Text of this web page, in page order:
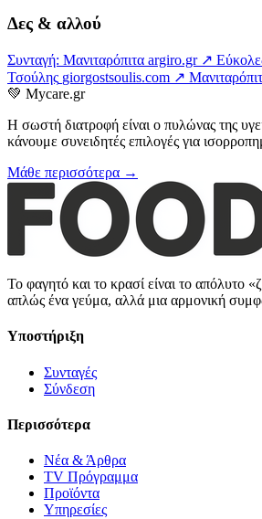
Δες & αλλού
Συνταγή: Μανιταρόπιτα argiro.gr ↗
Τσούλης giorgostsoulis.com ↗
💚 Mycare.gr
Η σωστή διατροφή είναι ο πυλώνας της
κάνουμε συνειδητές επιλογές για
Μάθε περισσότερα →
Το φαγητό και το κρασί είναι το απόλυτο
απλώς ένα γεύμα, αλλά μια αρμονική
Υποστήριξη
Συνταγές
Σύνδεση
Περισσότερα
Νέα & Άρθρα
TV Πρόγραμμα
Προϊόντα
Υπηρεσίες